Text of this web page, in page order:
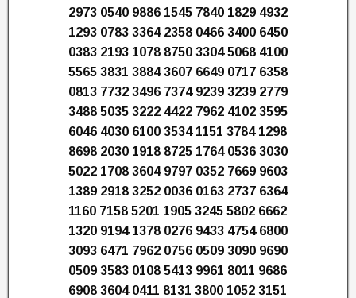
2973 0540 9886 1545 7840 1829 4932
1293 0783 3364 2358 0466 3400 6450
0383 2193 1078 8750 3304 5068 4100
5565 3831 3884 3607 6649 0717 6358
0813 7732 3496 7374 9239 3239 2779
3488 5035 3222 4422 7962 4102 3595
6046 4030 6100 3534 1151 3784 1298
8698 2030 1918 8725 1764 0536 3030
5022 1708 3604 9797 0352 7669 9603
1389 2918 3252 0036 0163 2737 6364
1160 7158 5201 1905 3245 5802 6662
1320 9194 1378 0276 9433 4754 6800
3093 6471 7962 0756 0509 3090 9690
0509 3583 0108 5413 9961 8011 9686
6908 3604 0411 8131 3800 1052 3151